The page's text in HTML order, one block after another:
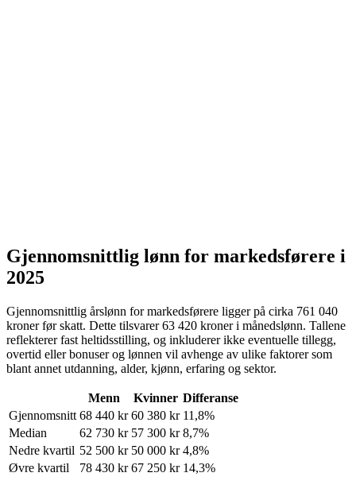
Gjennomsnittlig lønn for markedsførere i
2025
Gjennomsnittlig årslønn formarkedsførere ligger på cirka 761 040
kronerfør skatt. Dette tilsvarer63 420 kroneri månedslønn. Tallene
reflekterer fast heltidsstilling, og inkluderer ikke eventuelle tillegg,
overtid eller bonuser og lønnen vil avhenge av ulike faktorer som
blant annet utdanning, alder, kjønn, erfaring og sektor.
Menn Kvinner Differanse
Gjennomsnitt 68 440 kr 60 380 kr 11,8%
Median
62 730 kr 57 300 kr 8,7%
Nedre kvartil 52 500 kr 50 000 kr 4,8%
Øvre kvartil
78 430 kr 67 250 kr 14,3%